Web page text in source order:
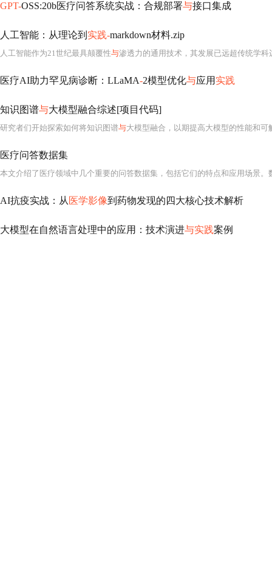
GPT-OSS:20b医疗问答系统实战：合规部署与接口集成
人工智能：从理论到 实践-markdown材料.zip
人工智能作为21世纪最具颠覆性与渗透力的通用技术，其发展已远超传统学科边界，深度融入科学研究、工业制造、医疗健康、金融
医疗AI助力罕见病诊断：LLaMA-2模型优化与应用 实践
知识图谱与大模型融合综述[项目代码]
研究者们开始探索如何将知识图谱与大模型融合，以期提高大模型的性能和可解释性
医疗问答数据集
AI抗疫实战：从 医学影像到药物发现的四大核心技术解析
大模型在自然语言处理中的应用：技术演进与实践案例